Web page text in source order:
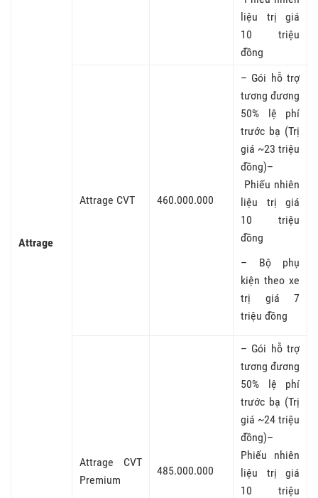
Attrage
liệu trị giá
10 triệu
đồng
Attrage CVT 460.000.000
– Gói hỗ trợ
tương đương
50% lệ phí
trước bạ (Trị
giá ~23 triệu
đồng)–
Phiếu nhiên
liệu trị giá
10 triệu
đồng
– Bộ phụ
kiện theo xe
trị giá 7
triệu đồng
Attrage CVT
Premium
485.000.000
– Gói hỗ trợ
tương đương
50% lệ phí
trước bạ (Trị
giá ~24 triệu
đồng)–
Phiếu nhiên
liệu trị giá
10 triệu